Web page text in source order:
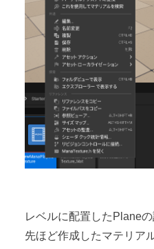
レベルに配置したPlane
先ほど作成したマテリア